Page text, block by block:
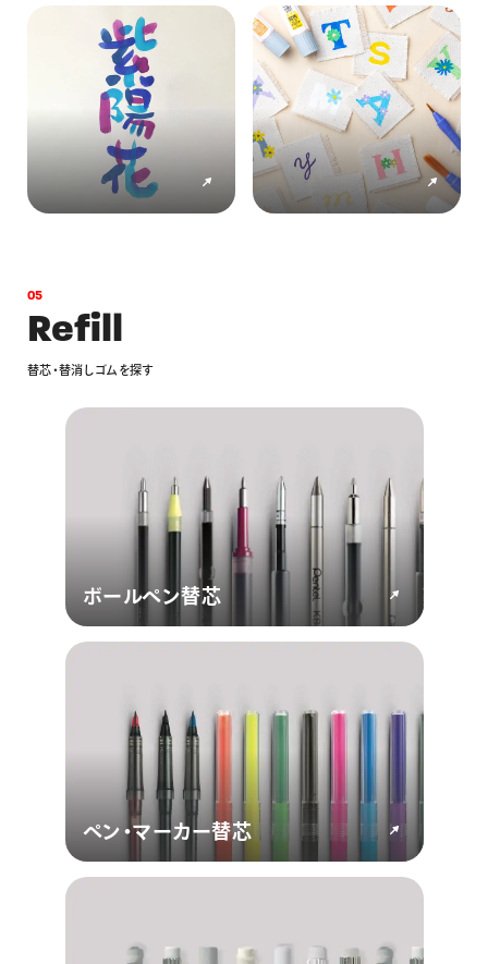
05
Refill
替芯・替消 しゴム を探す
ボールペン替芯
ペン・マーカー替芯